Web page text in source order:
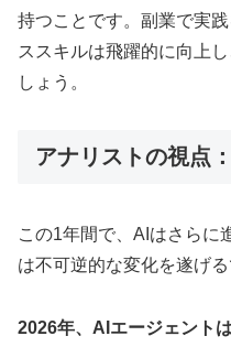
持つことです。副業で実
ススキルは飛躍的に向上
しょう。
アナリストの視点
この1年間で、AIはさらに
は不可逆的な変化を遂げる
2026年、AIエージェント